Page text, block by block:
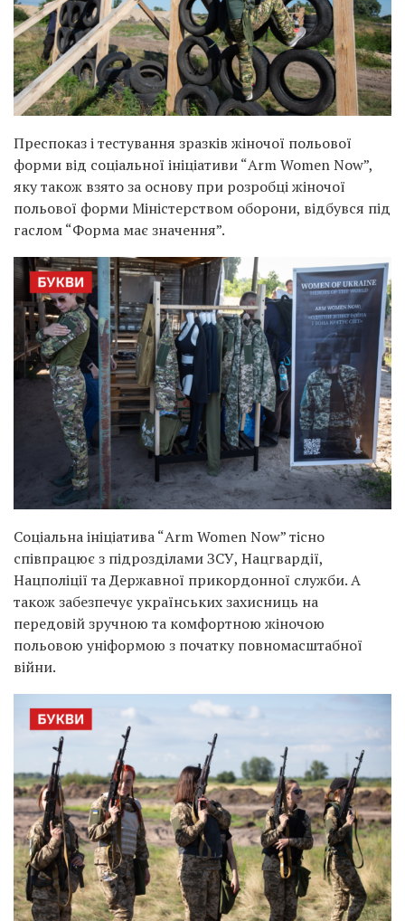
Преспоказ і тестування зразків жіночої польової
форми від соціальної ініціативи “Arm Women Now”,
яку також взято за основу при розробці жіночої
польової форми Міністерством оборони, відбувся під
гаслом “Форма має значення”.
Соціальна ініціатива “Arm Women Now” тісно
співпрацює з підрозділами ЗСУ, Нацгвардії,
Нацполіції та Державної прикордонної служби. А
також забезпечує українських захисниць на
передовій зручною та комфортною жіночою
польовою уніформою з початку повномасштабної
війни.